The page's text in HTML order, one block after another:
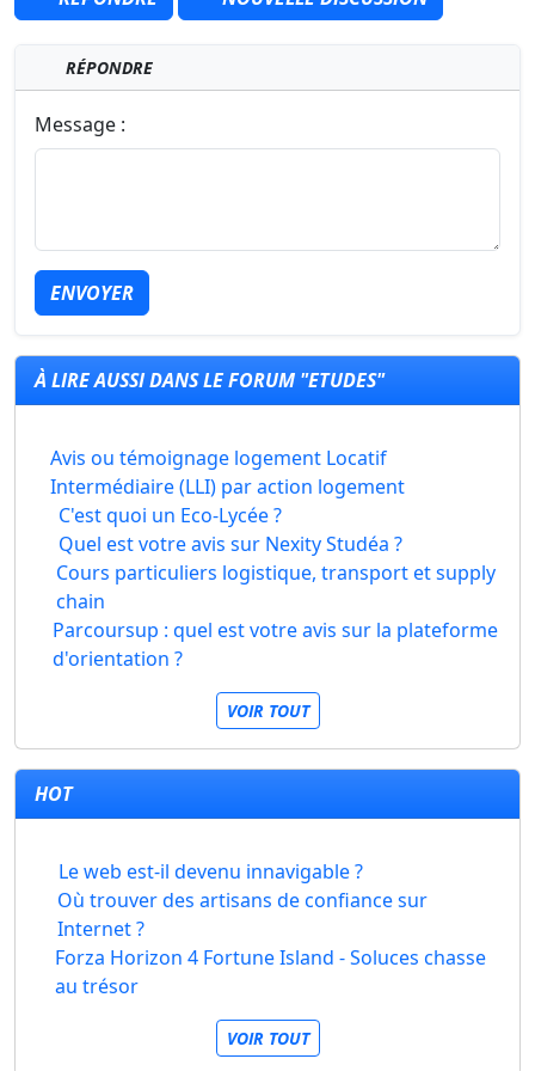
RÉPONDRE
Message :
ENVOYER
À LIRE AUSSI DANS LE FORUM "ETUDES"
Avis ou témoignage logement Locatif
Intermédiaire (LLI) par action logement
C'est quoi un Eco-Lycée ?
Quel est votre avis sur Nexity Studéa ?
Cours particuliers logistique, transport et supply
chain
Parcoursup : quel est votre avis sur la plateforme
d'orientation ?
VOIR TOUT
HOT
Le web est-il devenu innavigable ?
Où trouver des artisans de confiance sur
Internet ?
Forza Horizon 4 Fortune Island - Soluces chasse
au trésor
VOIR TOUT